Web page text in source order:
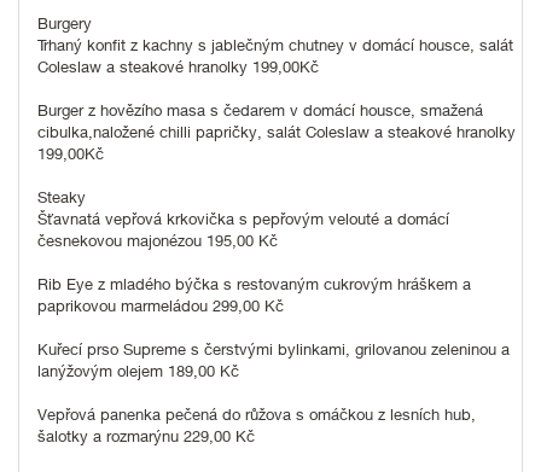
Burgery
Trhaný konfit z kachny s jablečným chutney v domácí housce, salát
Coleslaw a steakové hranolky 199,00Kč
Burger z hovězího masa s čedarem v domácí housce, smažená
cibulka,naložené chilli papričky, salát Coleslaw a steakové hranolky
199,00Kč
Steaky
Šťavnatá vepřová krkovička s pepřovým velouté a domácí
česnekovou majonézou 195,00 Kč
Rib Eye z mladého býčka s restovaným cukrovým hráškem a
paprikovou marmeládou 299,00 Kč
Kuřecí prso Supreme s čerstvými bylinkami, grilovanou zeleninou a
lanýžovým olejem 189,00 Kč
Vepřová panenka pečená do růžova s omáčkou z lesních hub,
šalotky a rozmarýnu 229,00 Kč